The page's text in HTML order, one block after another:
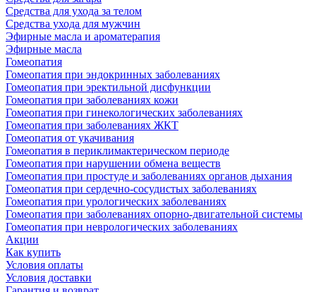
Средства для ухода за телом
Средства ухода для мужчин
Эфирные масла и ароматерапия
Эфирные масла
Гомеопатия
Гомеопатия при эндокринных заболеваниях
Гомеопатия при эректильной дисфункции
Гомеопатия при заболеваниях кожи
Гомеопатия при гинекологических заболеваниях
Гомеопатия при заболеваниях ЖКТ
Гомеопатия от укачивания
Гомеопатия в периклимактерическом периоде
Гомеопатия при нарушении обмена веществ
Гомеопатия при простуде и заболеваниях органов дыхания
Гомеопатия при сердечно-сосудистых заболеваниях
Гомеопатия при урологических заболеваниях
Гомеопатия при заболеваниях опорно-двигательной системы
Гомеопатия при неврологических заболеваниях
Акции
Как купить
Условия оплаты
Условия доставки